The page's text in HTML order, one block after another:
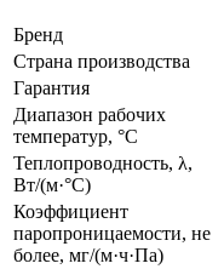
Бренд
Страна производства
Гарантия
Диапазон рабочих
температур, °C
Теплопроводность, λ,
Вт/(м·°C)
Коэффициент
паропроницаемости, не
более, мг/(м·ч·Па)